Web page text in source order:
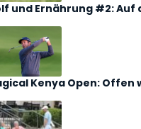
und Ernährung #2: Auf
Kenya Open: Offen